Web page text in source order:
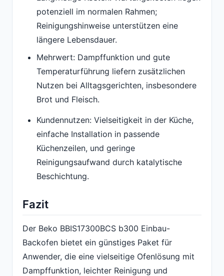
potenziell im normalen Rahmen;
Reinigungshinweise unterstützen eine
längere Lebensdauer.
Mehrwert: Dampffunktion und gute
Temperaturführung liefern zusätzlichen
Nutzen bei Alltagsgerichten, insbesondere
Brot und Fleisch.
Kundennutzen: Vielseitigkeit in der Küche,
einfache Installation in passende
Küchenzeilen, und geringe
Reinigungsaufwand durch katalytische
Beschichtung.
Fazit
Der Beko BBIS17300BCS b300 Einbau-
Backofen bietet ein günstiges Paket für
Anwender, die eine vielseitige Ofenlösung mit
Dampffunktion, leichter Reinigung und